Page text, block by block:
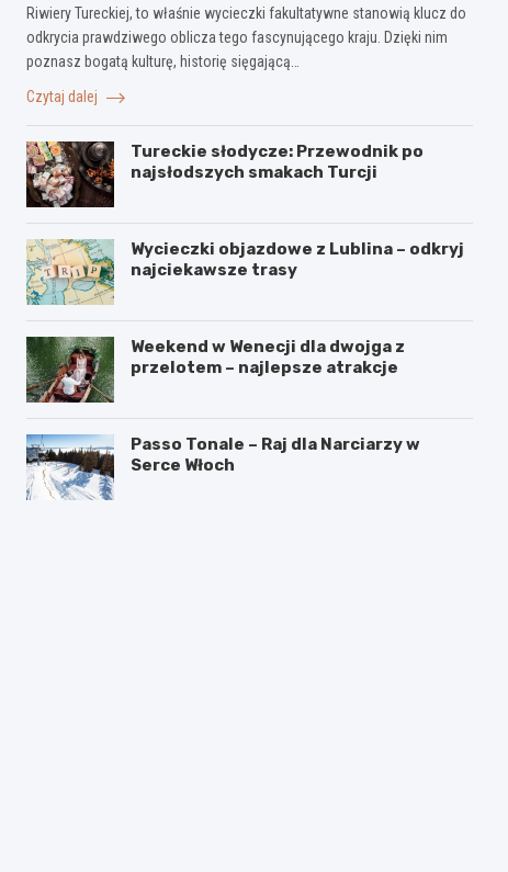
Riwiery Tureckiej, to właśnie wycieczki fakultatywne stanowią klucz do
odkrycia prawdziwego oblicza tego fascynującego kraju. Dzięki nim
poznasz bogatą kulturę, historię sięgającą…
Czytaj dalej
Tureckie słodycze: Przewodnik po
najsłodszych smakach Turcji
Wycieczki objazdowe z Lublina – odkryj
najciekawsze trasy
Weekend w Wenecji dla dwojga z
przelotem – najlepsze atrakcje
Passo Tonale – Raj dla Narciarzy w
Serce Włoch